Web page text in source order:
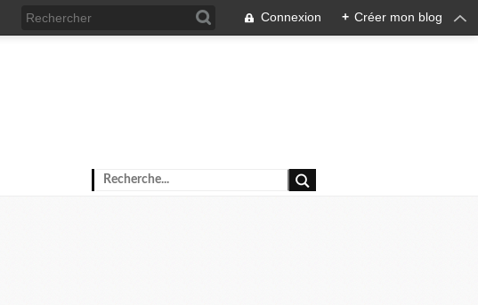
Connexion + Créer mon blog